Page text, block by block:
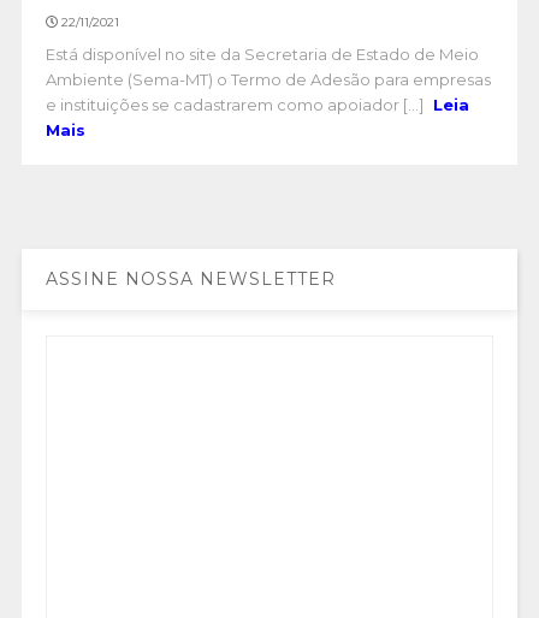
22/11/2021
Está disponível no site da Secretaria de Estado de Meio
Ambiente (Sema-MT) o Termo de Adesão para empresas
e instituições se cadastrarem como apoiador [...]
Leia
Mais
ASSINE NOSSA NEWSLETTER